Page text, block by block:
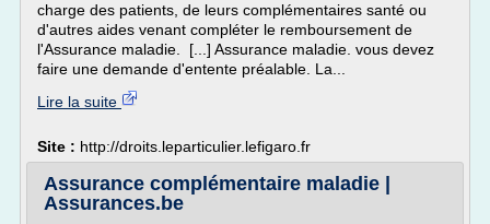
charge des patients, de leurs complémentaires santé ou
d'autres aides venant compléter le remboursement de
l'Assurance maladie. [...] Assurance maladie. vous devez
faire une demande d'entente préalable. La...
Lire la suite
Site : http://droits.leparticulier.lefigaro.fr
Assurance complémentaire maladie |
Assurances.be